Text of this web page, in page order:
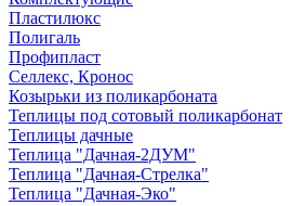
Пластилюкс
Полигаль
Профипласт
Селлекс, Кронос
Козырьки из поликарбоната
Теплицы под сотовый поликарбонат
Теплицы дачные
Теплица "Дачная-2ДУМ"
Теплица "Дачная-Стрелка"
Теплица "Дачная-Эко"